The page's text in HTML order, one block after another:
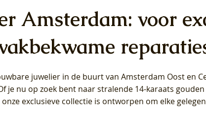
Lab
Blush Lab Diamonds Oorhangers
LG9007Y/S - Geelgoud (14k) met Lab
grown Diamant
Blush Lab Diamonds Ring LG1042Y –
Geelgoud (14k) met Lab grown
Diamant
-
Blush Lab Diamonds Ring LG1044Y –
Geelgoud (14k) met Lab grown
Diamant
Amsterdam: voor
juwelier in de buurt van Amsterdam Oost en
je nu op zoek bent naar stralende 14-karaats
exclusieve collectie is ontworpen om elke